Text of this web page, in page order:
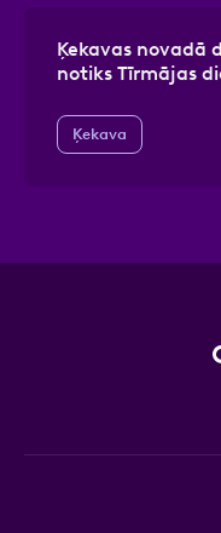
Ķekavas novadā
notiks Tīrmājas
Ķekava